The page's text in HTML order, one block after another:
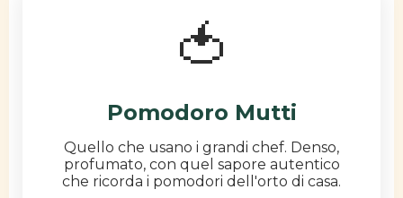
🍅
Pomodoro Mutti
Quello che usano i grandi chef. Denso,
profumato, con quel sapore autentico
che ricorda i pomodori dell'orto di casa.